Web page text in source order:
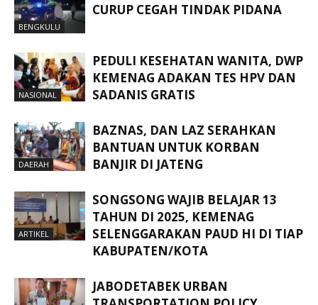
BENGKULU
CURUP CEGAH TINDAK PIDANA
NASIONAL
PEDULI KESEHATAN WANITA, DWP
KEMENAG ADAKAN TES HPV DAN
SADANIS GRATIS
DAERAH
BAZNAS, DAN LAZ SERAHKAN
BANTUAN UNTUK KORBAN
BANJIR DI JATENG
ARTIKEL
SONGSONG WAJIB BELAJAR 13
TAHUN DI 2025, KEMENAG
SELENGGARAKAN PAUD HI DI TIAP
KABUPATEN/KOTA
JABODETABEK URBAN